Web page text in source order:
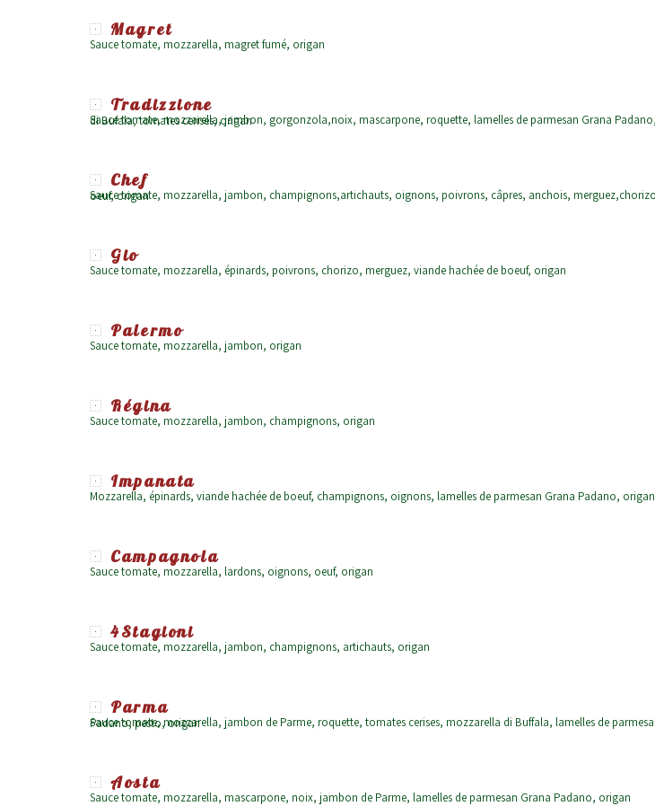
Magret
Sauce tomate, mozzarella, magret fumé, origan
Tradizzione
Sauce tomate, mozzarella, jambon, gorgonzola,noix, mascarpone, roquette, lamelles de parmesan Grana Padano, mozzarella di Bufala, tomates cerises, origan
Chef
Sauce tomate, mozzarella, jambon, champignons,artichauts, oignons, poivrons, câpres, anchois, merguez,chorizo, aubergines, oeuf, origan
Gio
Sauce tomate, mozzarella, épinards, poivrons, chorizo, merguez, viande hachée de boeuf, origan
Palermo
Sauce tomate, mozzarella, jambon, origan
Régina
Sauce tomate, mozzarella, jambon, champignons, origan
Impanata
Mozzarella, épinards, viande hachée de boeuf, champignons, oignons, lamelles de parmesan Grana Padano, origan
Campagnola
Sauce tomate, mozzarella, lardons, oignons, oeuf, origan
4Stagioni
Sauce tomate, mozzarella, jambon, champignons, artichauts, origan
Parma
Sauce tomate, mozzarella, jambon de Parme, roquette, tomates cerises, mozzarella di Buffala, lamelles de parmesan Grana Padano, pesto, origan
Aosta
Sauce tomate, mozzarella, mascarpone, noix, jambon de Parme, lamelles de parmesan Grana Padano, origan